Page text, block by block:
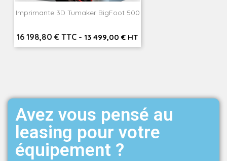
Imprimante 3D Tumaker BigFoot 500
Prix
16 198,80 € TTC - 13 499,00 € HT
Avez vous pensé au
leasing pour votre
équipement ?